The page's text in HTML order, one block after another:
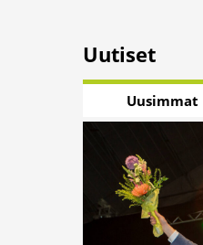
Uutiset
Uusimmat